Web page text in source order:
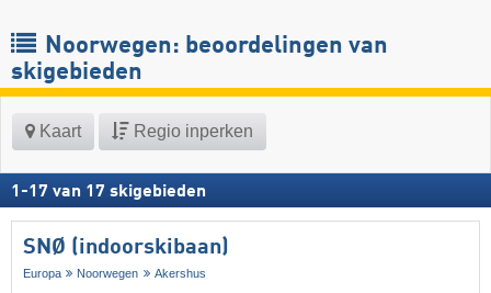
Noorwegen: beoordelingen van
skigebieden
Kaart Regio inperken
1 -17 van 17 skigebieden
SNØ (indoorskibaan)
Europa Noorwegen Akershus